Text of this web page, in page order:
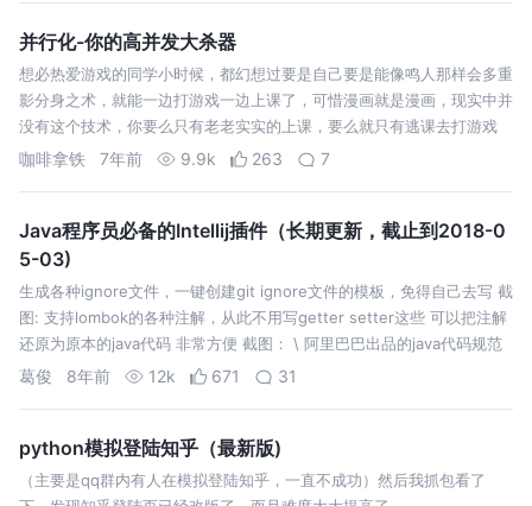
并行化-你的高并发大杀器
想必热爱游戏的同学小时候，都幻想过要是自己要是能像鸣人那样会多重
影分身之术，就能一边打游戏一边上课了，可惜漫画就是漫画，现实中并
没有这个技术，你要么只有老老实实的上课，要么就只有逃课去打游戏
了。虽然在现实中我们无法实现多重影分身这样的技术，但是我们可以在
咖啡拿铁 7年前 9.9k 263 7
Java程序员必备的Intellij插件（长期更新，截止到2018-0
5-03)
生成各种ignore文件，一键创建git ignore文件的模板，免得自己去写 截
图: 支持lombok的各种注解，从此不用写getter setter这些 可以把注解
还原为原本的java代码 非常方便 截图： \ 阿里巴巴出品的java代码规范
插件 可以扫描整个项目 找到不…
葛俊 8年前 12k 671 31
python模拟登陆知乎（最新版)
（主要是qq群内有人在模拟登陆知乎，一直不成功）然后我抓包看了